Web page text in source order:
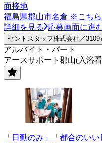
面接地
福島県郡山市名倉 ※こち
詳細を見る
応募画面に進
セントスタッフ株式会社／
アルバイト・パート
アースサポート郡山(入浴
「日勤のみ」「都合のい